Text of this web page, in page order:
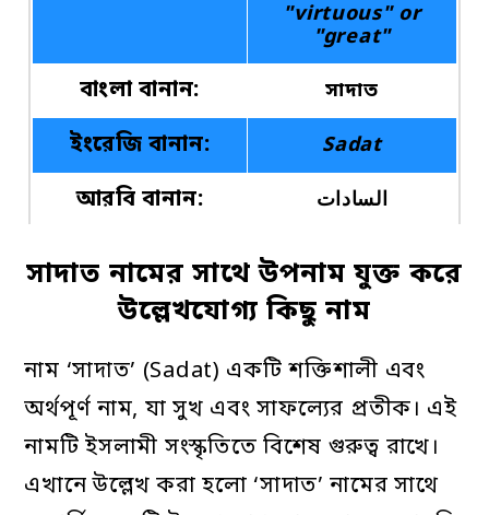
"virtuous" or
"great"
বাংলা বানান: সাদাত
ইংরেজি বানান: Sadat
আরবি বানান: السادات
এটি কি ইসলামিক
নাম
সাদাত নামের সাথে উপনাম যুক্ত করে
উল্লেখযোগ্য কিছু নাম
নাম ‘সাদাত’ (Sadat) একটি শক্তিশালী এবং
অর্থপূর্ণ নাম, যা সুখ এবং সাফল্যের প্রতীক। এই
নামটি ইসলামী সংস্কৃতিতে বিশেষ গুরুত্ব রাখে।
এখানে উল্লেখ করা হলো ‘সাদাত’ নামের সাথে